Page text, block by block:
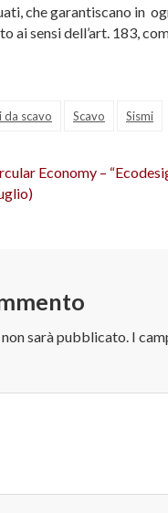
che garantiscano in
sensi dell’art. 183,
da scavo Scavo Sismi
Economy –
sarà pubblicato. I